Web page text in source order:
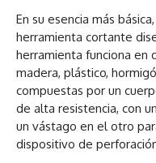
En su esencia más
herramienta cortante
herramienta funciona en
madera, plástico,
compuestas por un
de alta resistencia, con
un vástago en el otro
dispositivo de